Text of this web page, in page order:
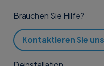
Brauchen Sie Hilfe?
Kontaktieren Sie uns